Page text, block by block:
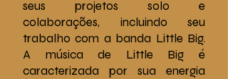
seus projetos solo e
colaborações, incluindo seu
trabalho com a banda Little Big.
A música de Little Big é
caracterizada por sua energia